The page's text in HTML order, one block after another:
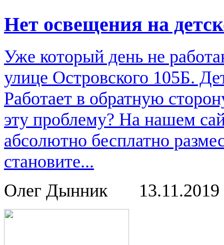
Нет освещения на
Уже который день не
улице Островского 105Б.
Работает в обратную
эту проблему? На нашем
абсолютно бесплатно
становите...
Олег Дынник
13.11.2019